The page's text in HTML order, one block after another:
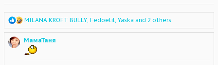
R
e
a
c
MILANA KROFT BULLY Fedoelil Yaska and 2 others
МамаТаня